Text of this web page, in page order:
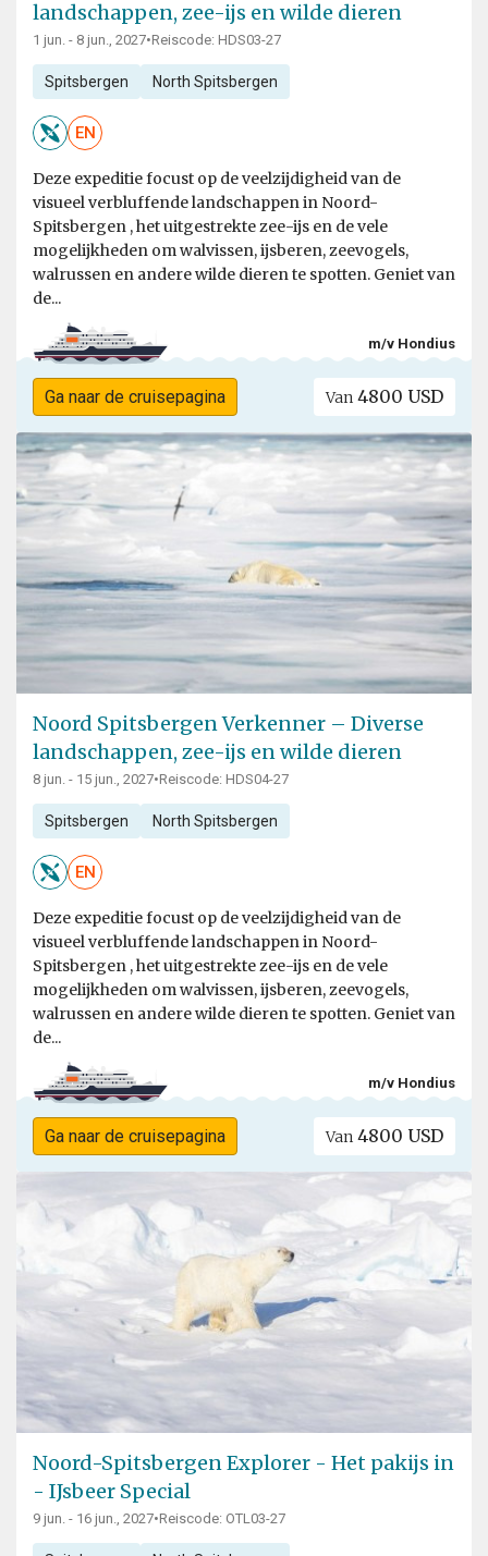
landschappen, zee-ijs en wilde dieren
1 jun. - 8 jun., 2027•Reiscode: HDS03-27
Spitsbergen North Spitsbergen
EN
Deze expeditie focust op de veelzijdigheid van de
visueel verbluffende landschappen in Noord-
Spitsbergen , het uitgestrekte zee-ijs en de vele
mogelijkheden om walvissen, ijsberen, zeevogels,
walrussen en andere wilde dieren te spotten. Geniet van
de...
m/v Hondius
Ga naar de cruisepagina Van 4800 USD
Noord Spitsbergen Verkenner – Diverse
landschappen, zee-ijs en wilde dieren
8 jun. - 15 jun., 2027•Reiscode: HDS04-27
Spitsbergen North Spitsbergen
EN
Deze expeditie focust op de veelzijdigheid van de
visueel verbluffende landschappen in Noord-
Spitsbergen , het uitgestrekte zee-ijs en de vele
mogelijkheden om walvissen, ijsberen, zeevogels,
walrussen en andere wilde dieren te spotten. Geniet van
de...
m/v Hondius
Ga naar de cruisepagina Van 4800 USD
Noord-Spitsbergen Explorer - Het pakijs in
- IJsbeer Special
9 jun. - 16 jun., 2027•Reiscode: OTL03-27